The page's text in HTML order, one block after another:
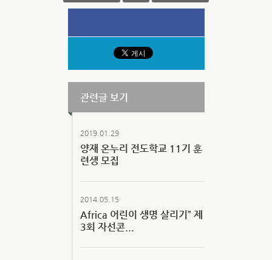
관련글 보기
2019.01.29
양재 온누리 전도학교 11기 훈
련생 모집
2014.05.15
Africa 어린이 생명 살리기” 제
3회 자선콘...